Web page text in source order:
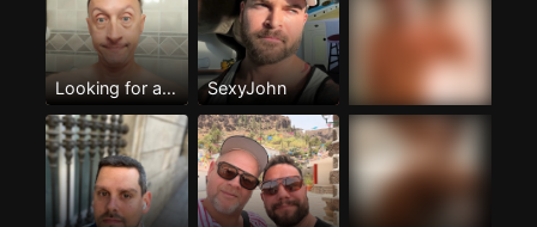
Looking for a lover SexyJohn